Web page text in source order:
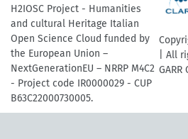
H2IOSC Project - Humanities
and cultural Heritage Italian
Open Science Cloud funded by
the European Union –
NextGenerationEU – NRRP M4C2
- Project code IR0000029 - CUP
B63C22000730005.
| All
GARR